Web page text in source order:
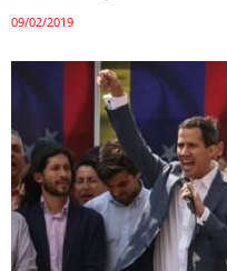
09/02/2019